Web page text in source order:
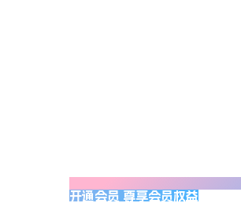
开通会员 尊享会员权益